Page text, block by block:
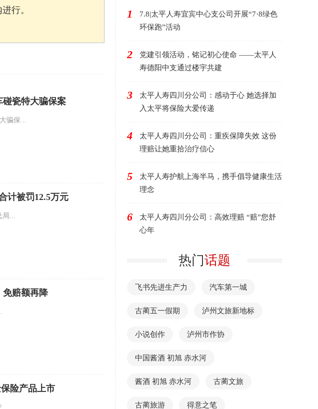
行。
碰瓷特大骗保案
骗保...
计被罚12.5万元
局...
免赔额再降
险产品上市
1
7.8|太平人寿宜宾中心支公司开展“7·8绿色
环保跑”活动
2
党建引领活动，铭记初心使命 ——太平人
寿德阳中支通过楼宇共建
3
太平人寿四川分公司：感动于心 她选择加
入太平将保险大爱传递
4
太平人寿四川分公司：重疾保障失效 这份
理赔让她重拾治疗信心
5
太平人寿护航上海半马，携手倡导健康生活
理念
6
太平人寿四川分公司：高效理赔 “赔”您舒
心年
热门话题
飞书先进生产力 汽车第一城
古蔺五一假期 泸州文旅新地标
小说创作 泸州市作协
中国酱酒 初旭 赤水河
酱酒 初旭 赤水河 古蔺文旅
古蔺旅游 得意之笔